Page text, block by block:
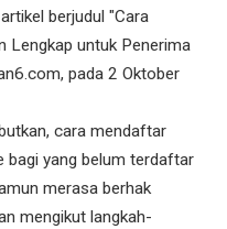
berjudul "Cara
Lengkap untuk Penerima
pada 2 Oktober
cara mendaftar
bagi yang belum terdaftar
merasa berhak
mengikut langkah-